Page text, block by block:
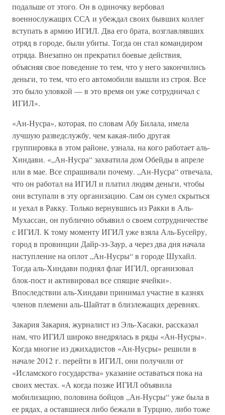
подальше от этого. Он в одиночку вербовал
военнослужащих ССА и убеждал своих бывших коллег
вступать в армию ИГИЛ. Два его брата, возглавлявших
отряд в городе, были убиты. Тогда он стал командиром
отряда. Внезапно он прекратил боевые действия,
объясняя свое поведение то тем, что у него закончились
деньги, то тем, что его автомобили вышли из строя. Все
это было уловкой — в это время он уже сотрудничал с
ИГИЛ».
«Ан-Нусра», которая, по словам Абу Билала, имела
лучшую разведслужбу, чем какая-либо другая
группировка в этом районе, узнала, на кого работает аль-
Хиндави. «„Ан-Нусра“ захватила дом Обейды в апреле
или в мае. Все спрашивали почему. „Ан-Нусра“ отвечала,
что он работал на ИГИЛ и платил людям деньги, чтобы
они вступали в эту организацию. Сам он сумел скрыться
и уехал в Ракку. Только вернувшись из Ракки в Аль-
Мухассан, он публично объявил о своем сотрудничестве
с ИГИЛ. К тому моменту ИГИЛ уже взяла Аль-Бусейру,
город в провинции Дайр-эз-Заур, а через два дня начала
наступление на оплот „Ан-Нусры“ в городе Шухайл.
Тогда аль-Хиндави поднял флаг ИГИЛ, организовал
блок-пост и активировал все спящие ячейки».
Впоследствии аль-Хиндави принимал участие в казнях
членов племени аль-Шайтат в близлежащих деревнях.
Закария Закария, журналист из Эль-Хасаки, рассказал
нам, что ИГИЛ широко внедрялась в ряды «Ан-Нусры».
Когда многие из джихадистов «Ан-Нусры» решили в
начале 2012 г. перейти в ИГИЛ, они получили от
«Исламского государства» указание оставаться пока на
своих местах. «А когда позже ИГИЛ объявила
мобилизацию, половина бойцов „Ан-Нусры“ уже была в
ее рядах, а оставшиеся либо бежали в Турцию, либо тоже